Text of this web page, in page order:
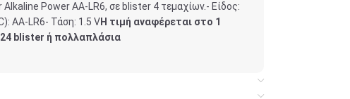
Power AA-LR6, σε blister 4 τεμαχίων.- Είδος:
ΑΑ-LR6- Τάση: 1.5 VΗ τιμή αναφέρεται στο 1
blister ή πολλαπλάσια